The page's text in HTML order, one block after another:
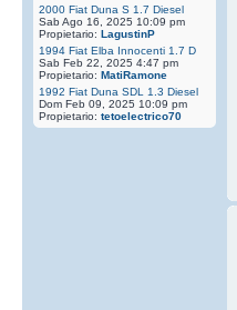
2000 Fiat Duna S 1.7 Diesel
Sab Ago 16, 2025 10:09 pm
Propietario: LagustinP
1994 Fiat Elba Innocenti 1.7 D
Sab Feb 22, 2025 4:47 pm
Propietario: MatiRamone
1992 Fiat Duna SDL 1.3 Diesel
Dom Feb 09, 2025 10:09 pm
Propietario: tetoelectrico70